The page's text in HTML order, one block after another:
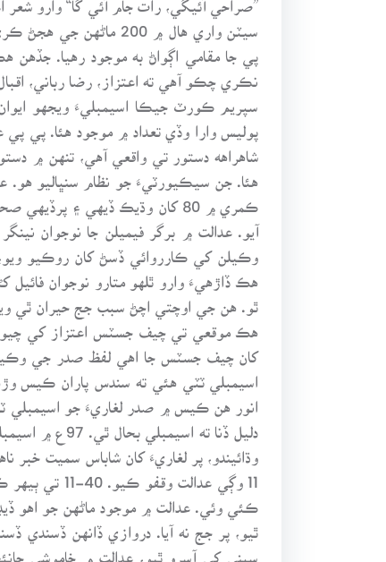
سيٽن واري هال ۾ 200
پي جا مقامي اڳواڻ به موجود رهيا.
نڪري چڪو آهي ته اعتزاز، رضا رباني،
سپريم ڪورٽ جيڪا اسيمبليءَ ويجهو
پوليس وارا وڏي تعداد ۾ موجود هئا. پي
شاهراهه دستور تي واقعي آهي، تنهن ۾
هئا. جن سيڪيورٽيءَ جو نظام سنڀاليو
ڪمري ۾ 80 کان وڌيڪ ڏيهي ۽
وڪيلن کي ڪارروائي ڏسڻ کان روڪيو
هڪ ڏاڙهيءَ وارو ٿلهو متارو نوجوان فائيل
ٿو. هن جي اوچتي اچڻ سبب جج حيران ٿي
هڪ موقعي تي چيف جسٽس اعتزاز کي چيو
کان چيف جسٽس جا اهي لفظ صدر جي وڪيل
اسيمبلي ٽٽي هئي ته سندس پاران ڪيس
وڌائيندو، پر لغاريءَ کان شاباس سميت خبر
ڪئي وئي. عدالت ۾ موجود ماڻهن جو اهو
سڀني کي آسرو ٿيو، عدالت ۾ خاموشي